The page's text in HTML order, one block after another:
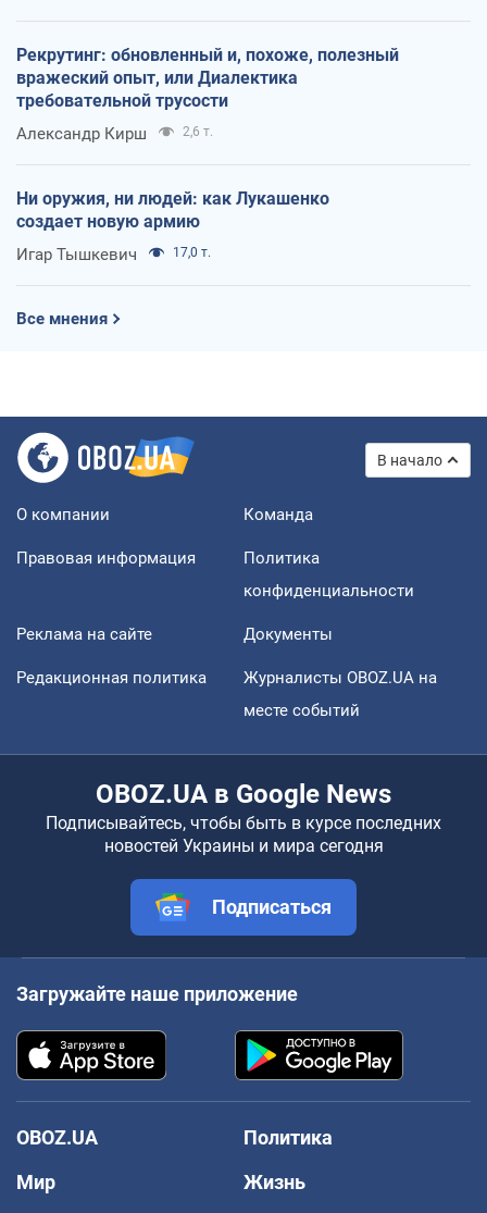
Рекрутинг: обновленный и, похоже, полезный
вражеский опыт, или Диалектика
требовательной трусости
Александр Кирш 2,6 т.
Ни оружия, ни людей: как Лукашенко
создает новую армию
Игар Тышкевич 17,0 т.
Все мнения
В начало
О компании Команда
Правовая информация
Политика
конфиденциальности
Реклама на сайте Документы
Редакционная политика
Журналисты OBOZ.UA на
месте событий
OBOZ.UA в Google News
Подписывайтесь, чтобы быть в курсе последних
новостей Украины и мира сегодня
Подписаться
Загружайте наше приложение
OBOZ.UA
Политика
Мир
Жизнь